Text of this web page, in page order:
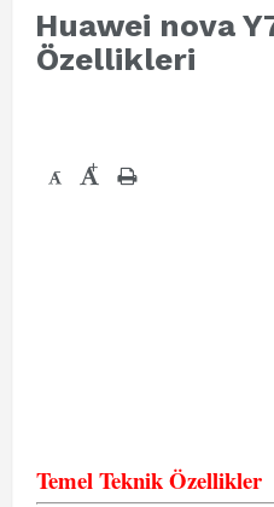
Huawei nova
Özellikleri
- +
Temel Teknik